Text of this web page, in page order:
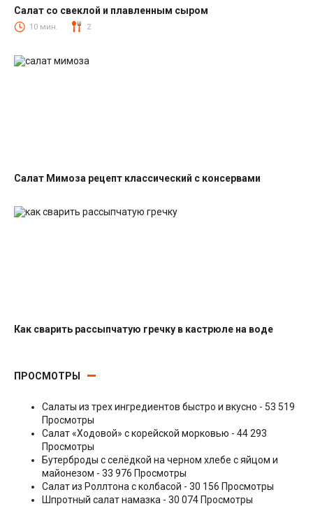
Салаты со свеклой
Салат со свеклой и плавленным сыром
10 мин. 2
Салат Мимоза рецепт классический с консервами
Как сварить рассыпчатую гречку в кастрюле на воде
ПРОСМОТРЫ
Салаты из трех ингредиентов быстро и вкусно - 53 519
Просмотры
Салат «Ходовой» с корейской морковью - 44 293
Просмотры
Бутерброды с селёдкой на черном хлебе с яйцом и
майонезом - 33 976 Просмотры
Салат из Роллтона с колбасой - 30 156 Просмотры
Шпротный салат намазка - 30 074 Просмотры